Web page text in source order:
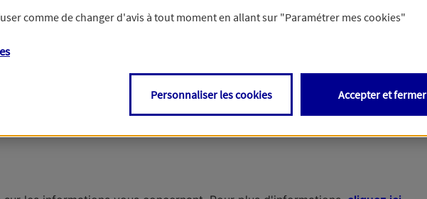
home, manoir...
comme de changer d'avis à tout moment en allant sur "Paramétrer mescookies"
Personnaliser les cookies Accepter et fermer